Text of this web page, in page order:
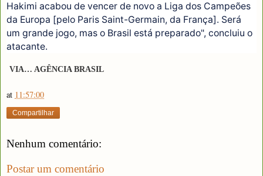
Hakimi acabou de vencer de novo a Liga dos Campeões
da Europa [pelo Paris Saint-Germain, da França]. Será
um grande jogo, mas o Brasil está preparado", concluiu o
atacante.
VIA… AGÊNCIA BRASIL
at 11:57:00
Compartilhar
Nenhum comentário:
Postar um comentário